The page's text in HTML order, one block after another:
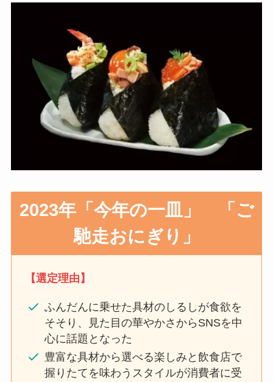
2023年「今年の一皿」 「ご
馳走おにぎり」
【選定理由】
ふんだんに乗せた具材のしるしが食欲を
そそり、見た目の華やかさからSNSを中
心に話題となった
豊富な具材から選べる楽しみと飲食店で
握りたてを味わうスタイルが消費者に受